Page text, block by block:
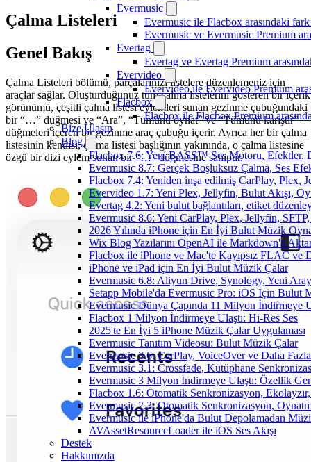
Evermusic
Evermusic ile Flacbox arasındaki
Evermusic ve Evermusic Premium
Evertag
Evertag ve Evertag Premium
Evervideo
Evervideo ile Evervideo Premium
Flacbox
Flacbox ile Flacbox Premium
Bize Ulaşın
Blog
Flacbox 7.6: Yeni BASS™ Ses Motoru, Efektler,
Evermusic 8.7: Gerçek Boşluksuz Çalma, Ses
Flacbox 7.4: Yeniden inşa edilmiş CarPlay, Plex,
Evervideo 1.7: Yeni Plex, Jellyfin, Bulut Akışı,
Evertag 4.2: Yeni bulut bağlantıları, etiket
Evermusic 8.6: Yeni CarPlay, Plex, Jellyfin,
2026 Yılında iPhone için En İyi Bulut Müzik
Wix Blog Yazılarını OpenAI ile Markdown'a
Flacbox ile iPhone ve Mac'te Kayıpsız FLAC ve
iPhone ve iPad için En İyi Bulut Müzik Çalar
Evermusic 6.8: Aliyun Drive, Synology, Yeni
Setapp Mobile'da Evermusic Pro: iOS İçin Bulut
Evermusic Dünya Çapında 11 Milyon İndirmeye
Flacbox 1 Milyon İndirmeye Ulaştı: Hi-Res Ses
2025'te En İyi 5 iPhone Müzik Çalar Uygulaması
Evermusic Tanıtım Videosu: Bulut Müzik Çalar
Evermusic 3.6: CarPlay, VoiceOver ve Daha
Evermusic 3.1: Crossfade, Kütüphane
Evermusic 3 Milyon İndirmeye Ulaştı: Özellik
Flacbox 1.6: Otomatik Senkronizasyon,
Evermusic 2.3: Otomatik Senkronizasyon,
Evermusic ile iPhone'da Bulut Depolamadan
AVAssetResourceLoader ile iOS Ses Akışı
Destek
Hakkımızda
Çalma Listeleri
Genel Bakış
Çalma Listeleri bölümü, parçalarınızı listelere düzenlemeniz için
araçlar sağlar. Oluşturduğunuz tüm çalma listelerini gösteren bir içerik
görünümü, çeşitli çalma listesi eylemleri sunan gezinme çubuğundaki
bir “…” düğmesi ve “Ara”, “Tümünü oynat” ve “Tümünü karıştır”
düğmeleri içeren bir gezinme araç çubuğu içerir. Ayrıca her bir çalma
listesinin kendisi, çalma listesi başlığının yakınında, o çalma listesine
özgü bir dizi eylem sunan bir “…” düğmesine sahiptir.